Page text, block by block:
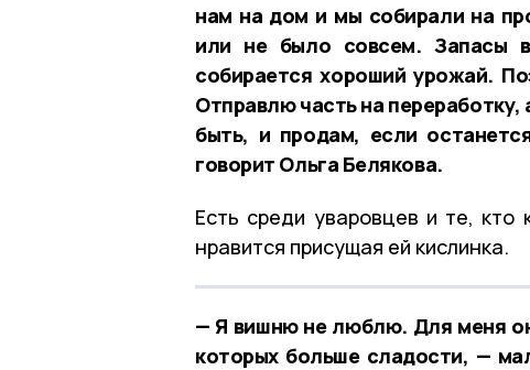
нам на дом и мы собирали на
или не было совсем. Запасы
собирается хороший урожай.
Отправлю часть на
быть, и продам, если
говорит Ольга Белякова.
Есть среди уваровцев и те,
нравится присущая ей кислинка.
— Я вишню не люблю. Для меня
которых больше сладости, —